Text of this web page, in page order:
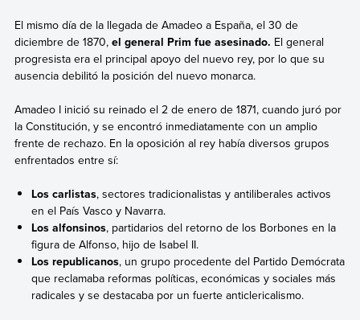
El mismo día de la llegada de Amadeo a España, el 30 de
diciembre de 1870, el general Prim fue asesinado. El general
progresista era el principal apoyo del nuevo rey, por lo que su
ausencia debilitó la posición del nuevo monarca.
Amadeo I inició su reinado el 2 de enero de 1871, cuando juró por
la Constitución, y se encontró inmediatamente con un amplio
frente de rechazo. En la oposición al rey había diversos grupos
enfrentados entre sí:
Los carlistas, sectores tradicionalistas y antiliberales activos
en el País Vasco y Navarra.
Los alfonsinos, partidarios del retorno de los Borbones en la
figura de Alfonso, hijo de Isabel II.
Los republicanos, un grupo procedente del Partido Demócrata
que reclamaba reformas políticas, económicas y sociales más
radicales y se destacaba por un fuerte anticlericalismo.